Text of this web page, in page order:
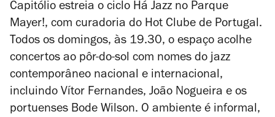
Capitólio estreia o ciclo Há Jazz no Parque
Mayer!, com curadoria do Hot Clube de Portugal.
Todos os domingos, às 19.30, o espaço acolhe
concertos ao pôr-do-sol com nomes do jazz
contemporâneo nacional e internacional,
incluindo Vítor Fernandes, João Nogueira e os
portuenses Bode Wilson. O ambiente é informal,